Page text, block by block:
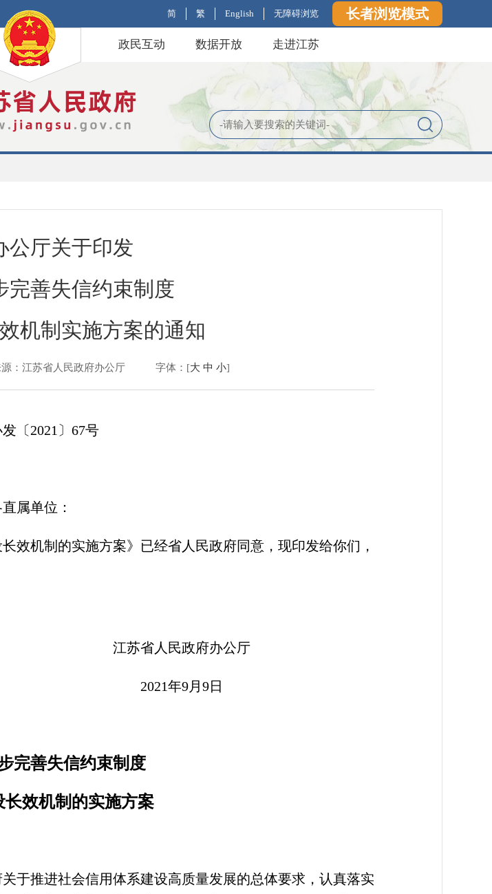
简 繁 English 无障碍浏览 长者浏览模式
政民互动 数据开放 走进江苏
公厅关于印发
完善失信约束制度
机制实施方案的通知
：江苏省人民政府办公厅 字体：[大 中 小]
〔2021〕67号
属单位：
效机制的实施方案》已经省人民政府同意，现印发给你们，
政府办公厅
9月9日
完善失信约束制度
长效机制的实施方案
于推进社会信用体系建设高质量发展的总体要求，认真落实